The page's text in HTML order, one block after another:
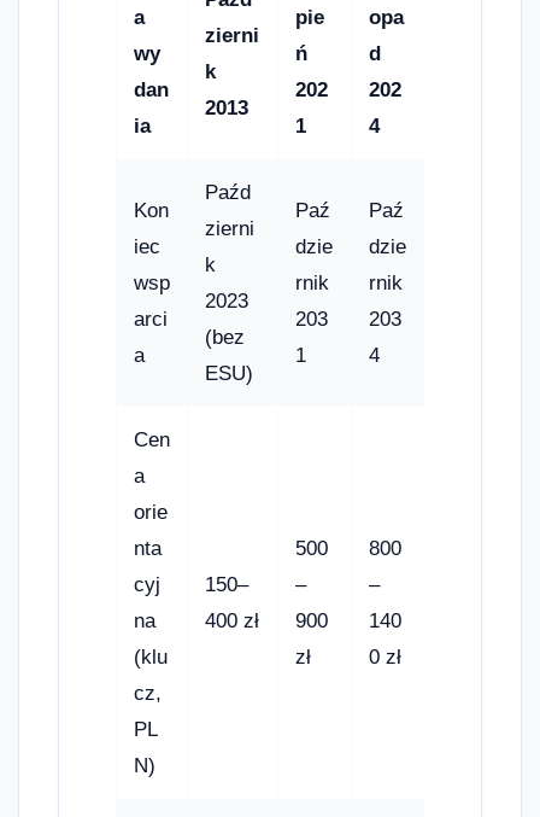
a
wy
dan
ia
zierni
k
2013
pie
ń
202
1
opa
d
202
4
Kon
iec
wsp
arci
a
Paźd
zierni
k
2023
(bez
ESU)
Paź
dzie
rnik
203
1
Paź
dzie
rnik
203
4
Cen
a
orie
nta
cyj
na
(klu
cz,
PL
N)
150–
400 zł
500
–
900
zł
800
–
140
0 zł